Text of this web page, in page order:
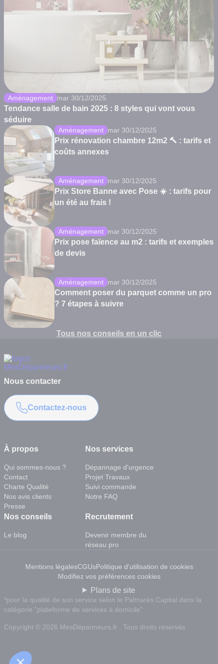
Aménagement mar 30/12/2025
Tendance salle de bain 2025 : 8 styles qui vont vous
séduire
Aménagement mar 30/12/2025
Prix rénovation chambre 12m2 🔨 : tarifs et
coûts annexes
Aménagement mar 30/12/2025
Prix Store Banne avec Pose ☀️ : tarifs pour
un été au frais !
Aménagement mar 30/12/2025
Prix pose faïence au m2 : tarifs et exemples
de devis
Aménagement mar 30/12/2025
Comment poser du parquet comme un pro
? 7 étapes à suivre
Tous nos conseils en un clic
À propos
Qui sommes-nous ?
Contact
Charte Qualité
Nos avis clients
Presse
Nos services
Dépannage d'urgence
Projet Travaux
Suivi commande
Notre FAQ
Nos conseils
Le blog
Recrutement
Devenir membre du
réseau pro
Nous contacter
Contactez-nous
*pour la qualité de son service selon le Palmarès Capital dans la
catégorie "plateforme de services à domicile"
Copyright © 2026 MesDépanneurs.fr . Tous droits réservés
Mentions légalesCGUsPolitique d'utilisation de cookies
Modifiez vos préférences cookies
Plans de site